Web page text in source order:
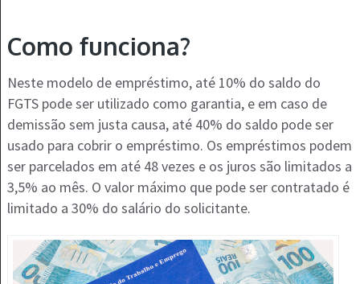
Como funciona?
Neste modelo de empréstimo, até 10% do saldo do
FGTS pode ser utilizado como garantia, e em caso de
demissão sem justa causa, até 40% do saldo pode ser
usado para cobrir o empréstimo. Os empréstimos podem
ser parcelados em até 48 vezes e os juros são limitados a
3,5% ao mês. O valor máximo que pode ser contratado é
limitado a 30% do salário do solicitante​.